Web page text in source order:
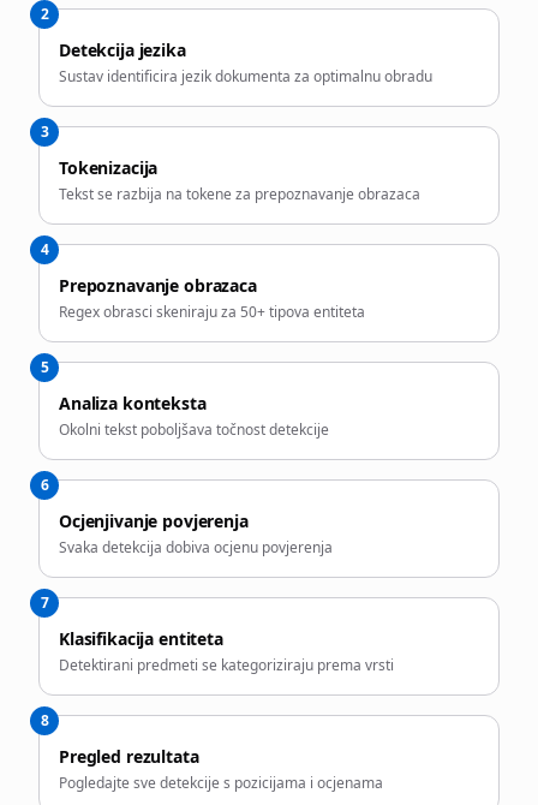
2
Detekcija jezika
Sustav identificira jezik dokumenta za optimalnu obradu
3
Tokenizacija
Tekst se razbija na tokene za prepoznavanje obrazaca
4
Prepoznavanje obrazaca
Regex obrasci skeniraju za 50+ tipova entiteta
5
Analiza konteksta
Okolni tekst poboljšava točnost detekcije
6
Ocjenjivanje povjerenja
Svaka detekcija dobiva ocjenu povjerenja
7
Klasifikacija entiteta
Detektirani predmeti se kategoriziraju prema vrsti
8
Pregled rezultata
Pogledajte sve detekcije s pozicijama i ocjenama